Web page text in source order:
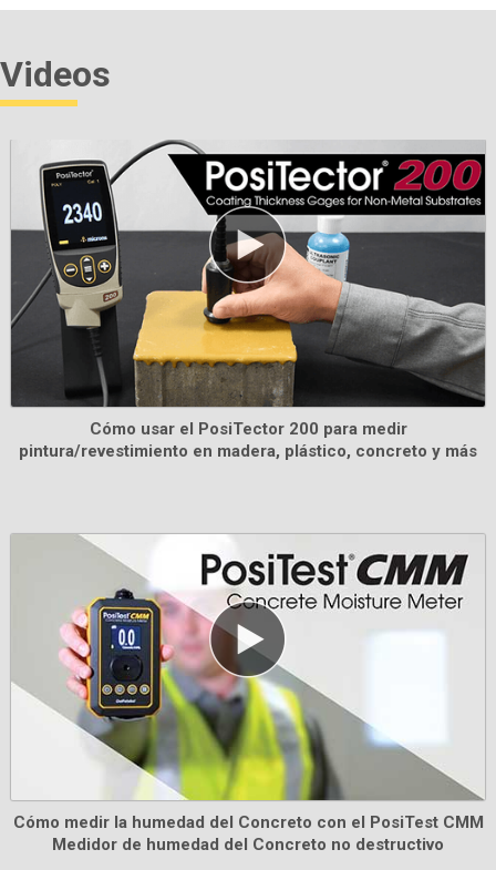
proteger la punta de la sonda PosiTector.
Juego de laminas certificadas por Testex
Verifican la precisión y funcionamiento de
micrómetros Testex. Ideales para cumplir requisitos
ISO e internos de control de calidad. Incluyen
Información
Kit de alimentación de corriente alterna
Videos
Cómo usar el PosiTector 200 para medir
pintura/revestimiento en madera, plástico, concreto y más
Cómo medir la humedad del Concreto con el PosiTest CMM
Medidor de humedad del Concreto no destructivo